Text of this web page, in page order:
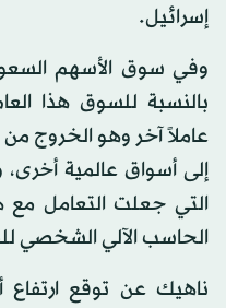
إسرائيل.
وفي سوق الأسهم
بالنسبة للسوق هذا
عاملاً آخر وهو الخروج
إلى أسواق عالمية
التي جعلت التعامل مع
الحاسب الآلي الشخصي
ناهيك عن توقع ارتفاع